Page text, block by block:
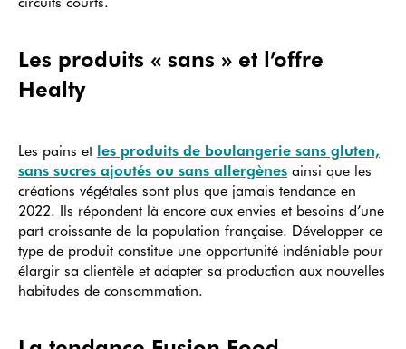
Les produits « sans » et l’offre
Healty
Les pains et les produits de boulangerie sans gluten,
sans sucres ajoutés ou sans allergènes ainsi que les
créations végétales sont plus que jamais tendance en
2022. Ils répondent là encore aux envies et besoins d’une
part croissante de la population française. Développer ce
type de produit constitue une opportunité indéniable pour
élargir sa clientèle et adapter sa production aux nouvelles
habitudes de consommation.